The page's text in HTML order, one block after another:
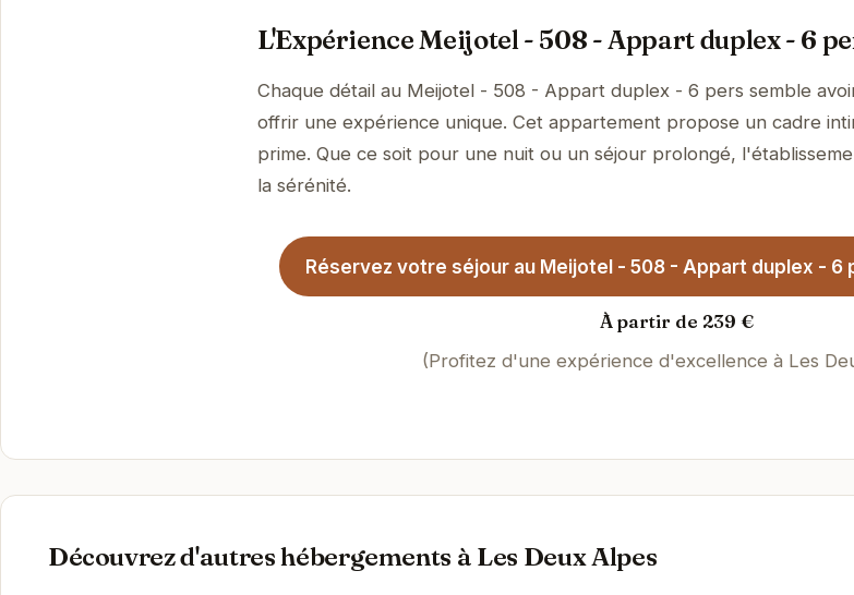
L'Expérience Meijotel - 508 - Appart duplex - 6
Chaque détail au Meijotel - 508 - Appart duplex - 6 pers semble
offrir une expérience unique. Cet appartement propose un cadre
prime. Que ce soit pour une nuit ou un séjour prolongé,
la sérénité.
Réservez votre séjour au Meijotel - 508 - Appart duplex - 6
À partir de 239 €
(Profitez d'une expérience d'excellence à Les
Découvrez d'autres hébergements à Les Deux Alpes